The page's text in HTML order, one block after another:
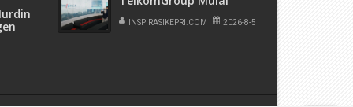
Tunjukkan Hasil,
InfraNexia Catat Kinerja
INSPIRASIKEPRI.COM 2026-8-5